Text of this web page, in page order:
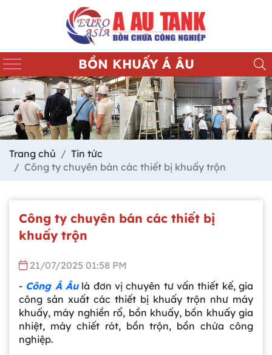
BỒN KHUẤY Á ÂU
Trang chủ
Tin tức
Công ty chuyên bán các thiết bị khuấy trộn
Công ty chuyên bán các thiết bị
khuấy trộn
21/07/2025 01:58 PM
- Công Á Âulà đơn vị chuyên tư vấn thiết kế, gia
công sản xuất các thiết bị khuấy trộn như máy
khuấy, máy nghiền rổ, bồn khuấy, bồn khuấy gia
nhiệt, máy chiết rót, bồn trộn, bồn chứa công
nghiệp.